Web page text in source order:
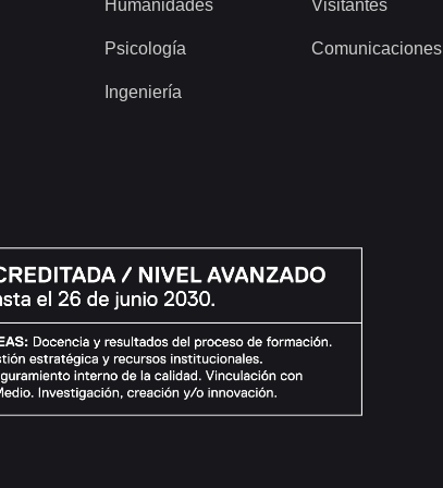
Humanidades
Psicología
Ingeniería
Visitantes
Comunicaciones